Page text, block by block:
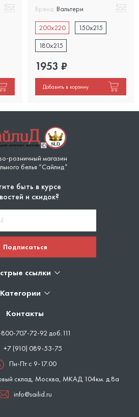
Бренд: Вальтери
200x220
150x215
180x215
1953 ₽
Добавить в корзину
розничный магазин
белья “Сайлид”
быть в курсе
и скидок?
Подписаться
ссылки
Категории
Контакты
707-72-92 доб.111
+7 (910) 089-53-75
Пн-Пт с 9-17.00
склад, Москва, МКАД 104км. д.8а
info@sailid.ru